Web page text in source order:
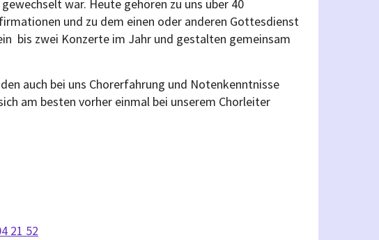
war. Heute gehören zu uns über 40
und zu dem einen oder anderen Gottesdienst
bis zwei Konzerte im Jahr und gestalten gemeinsam
auch bei uns Chorerfahrung und Notenkenntnisse
am besten vorher einmal bei unserem Chorleiter
21 52